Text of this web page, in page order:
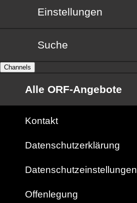
Einstellungen
Suche
Channels
Alle ORF-Angebote
Kontakt
Datenschutzerklärung
Datenschutzeinstellungen
Offenlegung